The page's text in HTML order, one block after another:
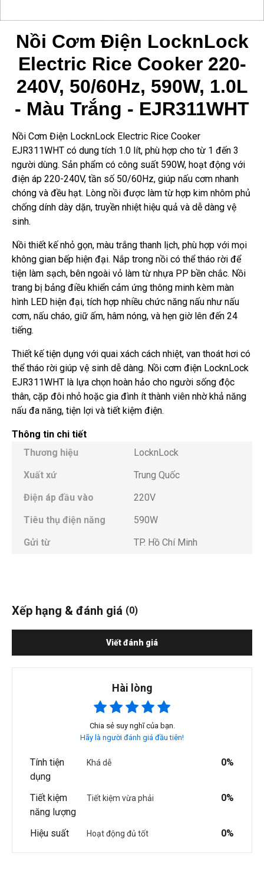
Nồi Cơm Điện LocknLock
Electric Rice Cooker 220-
240V, 50/60Hz, 590W, 1.0L
- Màu Trắng - EJR311WHT
Nồi Cơm Điện LocknLock Electric Rice Cooker
EJR311WHT có dung tích 1.0 lít, phù hợp cho từ 1 đến 3
người dùng. Sản phẩm có công suất 590W, hoạt động với
điện áp 220-240V, tần số 50/60Hz, giúp nấu cơm nhanh
chóng và đều hạt. Lòng nồi được làm từ hợp kim nhôm phủ
chống dính dày dặn, truyền nhiệt hiệu quả và dễ dàng vệ
sinh.
Nồi thiết kế nhỏ gọn, màu trắng thanh lịch, phù hợp với mọi
không gian bếp hiện đại. Nắp trong nồi có thể tháo rời để
tiện làm sạch, bên ngoài vỏ làm từ nhựa PP bền chắc. Nồi
trang bị bảng điều khiển cảm ứng thông minh kèm màn
hình LED hiện đại, tích hợp nhiều chức năng nấu như nấu
cơm, nấu cháo, giữ ấm, hâm nóng, và hẹn giờ lên đến 24
tiếng.
Thiết kế tiện dụng với quai xách cách nhiệt, van thoát hơi có
thể tháo rời giúp vệ sinh dễ dàng. Nồi cơm điện LocknLock
EJR311WHT là lựa chọn hoàn hảo cho người sống độc
thân, cặp đôi nhỏ hoặc gia đình ít thành viên nhờ khả năng
nấu đa năng, tiện lợi và tiết kiệm điện.
Thông tin chi tiết
Thương hiệu
LocknLock
Xuất xứ
Trung Quốc
Điện áp đầu vào
220V
Tiêu thụ điện năng
590W
Gửi từ
TP. Hồ Chí Minh
Xếp hạng & đánh giá (0)
Viết đánh giá
Hài lòng
Chia sẻ suy nghĩ của bạn.
Hãy là người đánh giá đầu tiên!
Tính tiện
dụng
Khá dễ 0%
Tiết kiệm
năng lượng
Tiết kiệm vừa phải 0%
Hiệu suất Hoạt động đủ tốt 0%